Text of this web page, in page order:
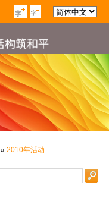
»2010年活动